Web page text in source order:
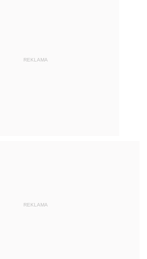
REKLAMA
REKLAMA